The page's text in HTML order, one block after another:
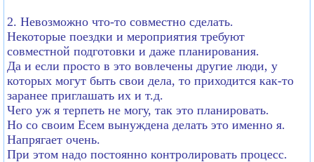
2. Невозможно что-то совместно сделать.
Некоторые поездки и мероприятия требуют
совместной подготовки и даже планирования.
Да и если просто в это вовлечены другие люди, у
которых могут быть свои дела, то приходится как-то
заранее приглашать их и т.д.
Чего уж я терпеть не могу, так это планировать.
Но со своим Есем вынуждена делать это именно я.
Напрягает очень.
При этом надо постоянно контролировать процесс.